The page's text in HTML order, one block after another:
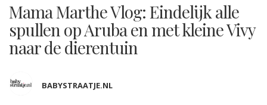
Mama Marthe Vlog: Eindelijk alle
spullen op Aruba en met kleine Vivy
naar de dierentuin
BABYSTRAATJE.NL